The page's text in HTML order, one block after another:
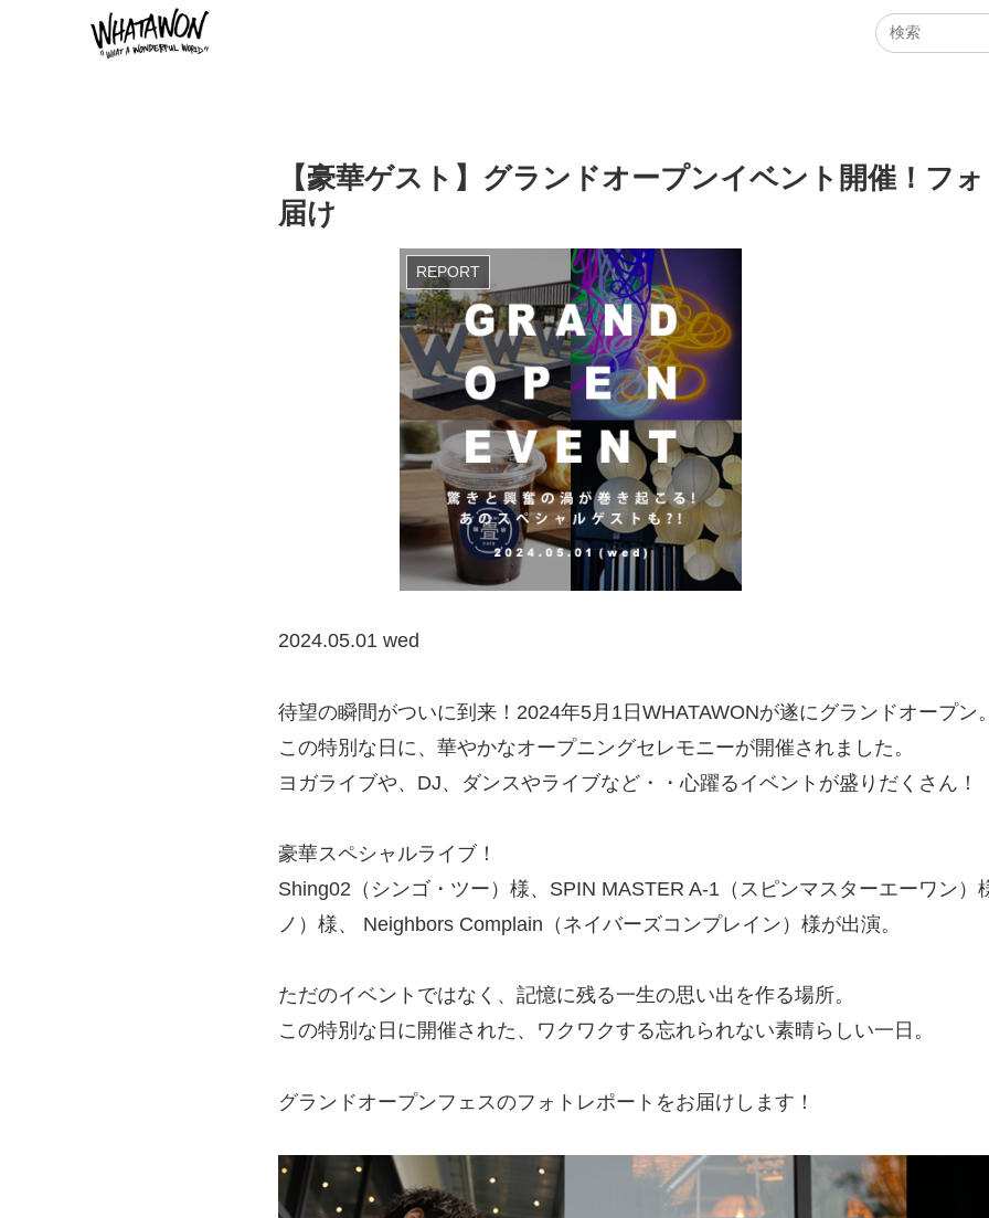
【豪華ゲスト】グランドオープンイベント開催！フ
届け
REPORT
2024.05.01 wed
待望の瞬間がついに到来！2024年5月1日WHATAWONが遂にグランドオープン
この特別な日に、華やかなオープニングセレモニーが開催されました。
ヨガライブや、DJ、ダンスやライブなど・・心躍るイベントが盛りだくさん！
豪華スペシャルライブ！
Shing02（シンゴ・ツー）様、SPIN MASTER A-1（スピンマスターエーワン）
ノ）様、 Neighbors Complain（ネイバーズコンプレイン）様が出演。
ただのイベントではなく、記憶に残る一生の思い出を作る場所。
この特別な日に開催された、ワクワクする忘れられない素晴らしい一日。
グランドオープンフェスのフォトレポートをお届けします！